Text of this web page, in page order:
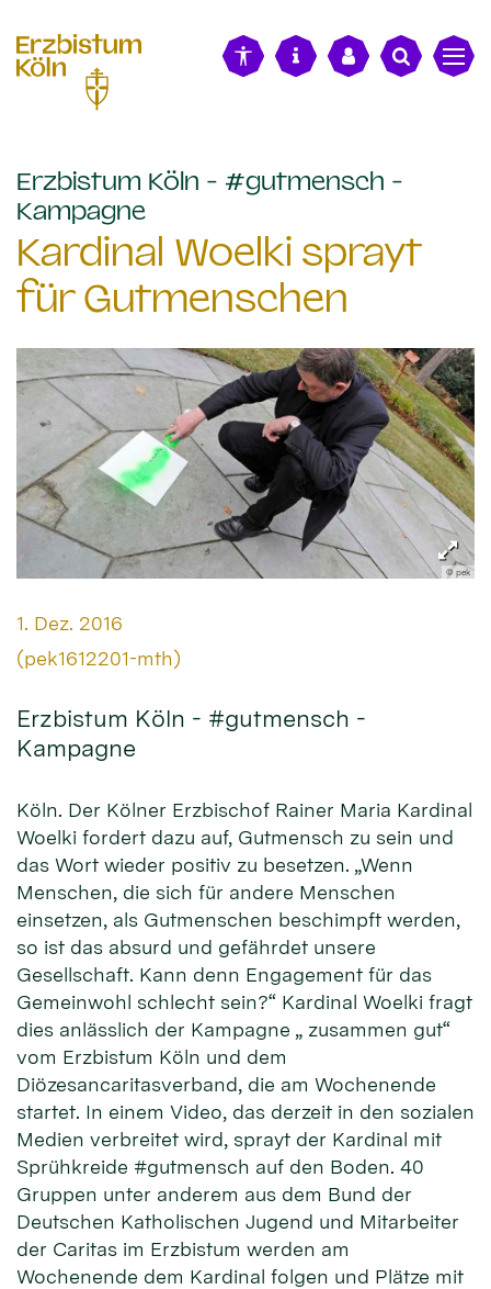
Erzbistum Köln - #gutmensch -
Kampagne:
Kardinal Woelki sprayt
für Gutmenschen
© pek
Datum:
1. Dez. 2016
Von:
(pek1612201-mth)
Erzbistum Köln - #gutmensch -
Kampagne
Köln. Der Kölner Erzbischof Rainer Maria Kardinal
Woelki fordert dazu auf, Gutmensch zu sein und
das Wort wieder positiv zu besetzen. „Wenn
Menschen, die sich für andere Menschen
einsetzen, als Gutmenschen beschimpft werden,
so ist das absurd und gefährdet unsere
Gesellschaft. Kann denn Engagement für das
Gemeinwohl schlecht sein?“ Kardinal Woelki fragt
dies anlässlich der Kampagne „ zusammen gut“
vom Erzbistum Köln und dem
Diözesancaritasverband, die am Wochenende
startet. In einem Video, das derzeit in den sozialen
Medien verbreitet wird, sprayt der Kardinal mit
Sprühkreide #gutmensch auf den Boden. 40
Gruppen unter anderem aus dem Bund der
Deutschen Katholischen Jugend und Mitarbeiter
der Caritas im Erzbistum werden am
Wochenende dem Kardinal folgen und Plätze mit